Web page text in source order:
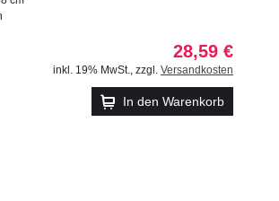
28,59 €
inkl. 19% MwSt. zzgl. Versandkosten
In den Warenkorb